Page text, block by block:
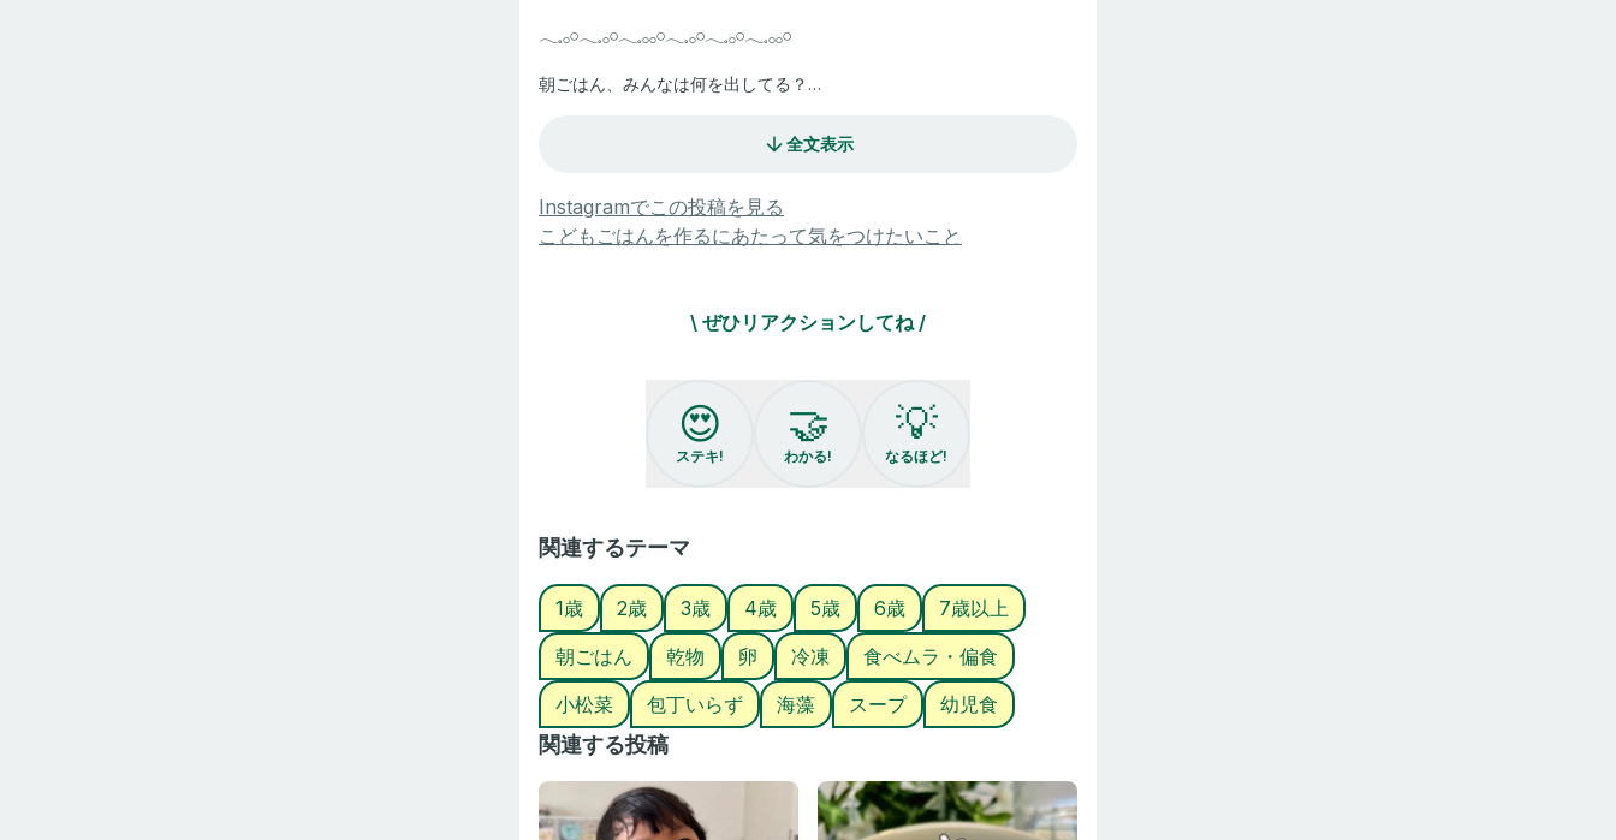
𓂃𓈒𓂂𓏸𓂃𓈒𓂂𓏸𓂃𓈒𓂂𓂂𓏸𓂃𓈒𓂂𓏸𓂃𓈒𓂂𓏸𓂃𓈒𓂂𓂂𓏸
朝ごはん、みんなは何を出してる？
娘がなかなか食べてくれなくて・・
しかも普段は残す小松菜まで食べてくれたの♡
気に入りすぎて、毎日これがいい！って
言ってるくらいで、もうびっくりだよ😭
包丁は使わないレシピにしたから
✿ 大人2人、幼児２人分ほど
✿保存期間：２日
✿冷凍保存：
✎𓂃材 料𓂃𓂃𓂃𓂃𓂃𓂃𓂃𓂃𓂃𓂃
・水････････････800ml
・小松菜････････２株分の茎
・卵････････････２個
・乾燥わかめ････３g
全文表示
Instagramでこの投稿を見る
こどもごはんを作るにあたって気をつけたいこと
\ ぜひリアクションしてね /
😍
ステキ!
🤝
わかる!
💡
なるほど!
関連するテーマ
1歳 2歳 3歳 4歳 5歳 6歳
7歳以上
朝ごはん
乾物 卵 冷凍
食べムラ・偏食
小松菜
包丁いらず 海藻 スープ 幼児食
関連する投稿